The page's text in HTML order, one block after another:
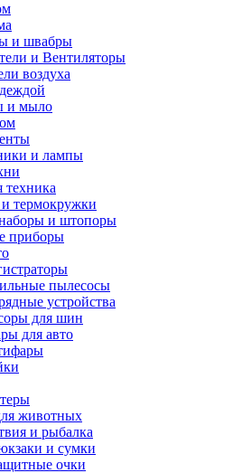
и швабры
и Вентиляторы
воздуха
и мыло
и лампы
техника
термокружки
и штопоры
приборы
пылесосы
устройства
для шин
для авто
животных
и рыбалка
и сумки
очки